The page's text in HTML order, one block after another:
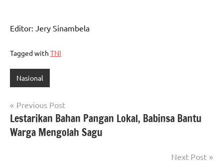
Editor: Jery Sinambela
Tagged with TNI
Nasional
Navigasi
pos
Previous Post
Lestarikan Bahan Pangan Lokal, Babinsa Bantu
Warga Mengolah Sagu
Next Post